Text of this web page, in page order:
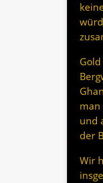
man
und
der
Wir